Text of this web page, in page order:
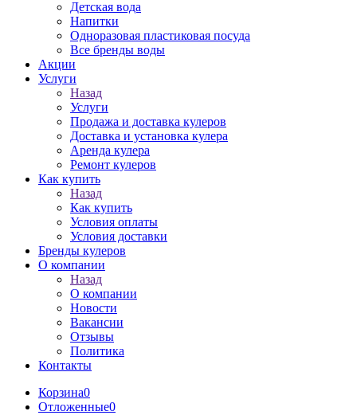
Детская вода
Напитки
Одноразовая пластиковая посуда
Все бренды воды
Акции
Услуги
Назад
Услуги
Продажа и доставка кулеров
Доставка и установка кулера
Аренда кулера
Ремонт кулеров
Как купить
Назад
Как купить
Условия оплаты
Условия доставки
Бренды кулеров
О компании
Назад
О компании
Новости
Вакансии
Отзывы
Политика
Контакты
Корзина0
Отложенные0